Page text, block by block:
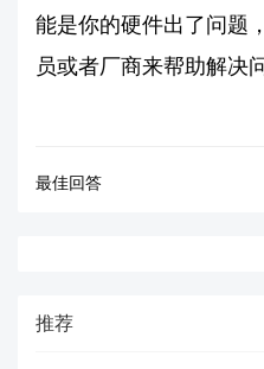
能是你的硬件出了问题
员或者厂商来帮助解决
最佳回答
推荐